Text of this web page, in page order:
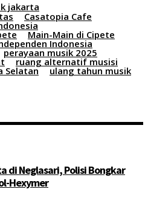
jakarta
Casatopia Cafe
Main-Main di Cipete
Indonesia
perayaan musik 2025
ruang alternatif musisi
Selatan ulang tahun musik
di Neglasari, Polisi Bongkar
Hexymer